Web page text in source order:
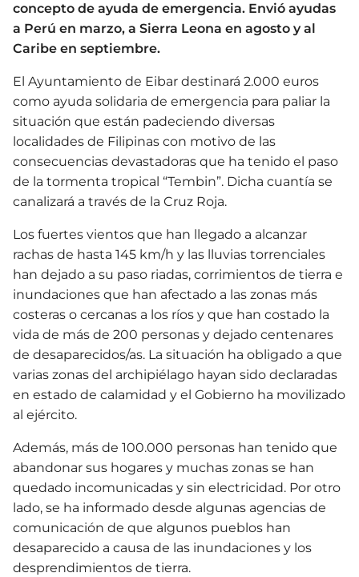
concepto de ayuda de emergencia. Envió ayudas
a Perú en marzo, a Sierra Leona en agosto y al
Caribe en septiembre.
El Ayuntamiento de Eibar destinará 2.000 euros
como ayuda solidaria de emergencia para paliar la
situación que están padeciendo diversas
localidades de Filipinas con motivo de las
consecuencias devastadoras que ha tenido el paso
de la tormenta tropical “Tembin”. Dicha cuantía se
canalizará a través de la Cruz Roja.
Los fuertes vientos que han llegado a alcanzar
rachas de hasta 145 km/h y las lluvias torrenciales
han dejado a su paso riadas, corrimientos de tierra e
inundaciones que han afectado a las zonas más
costeras o cercanas a los ríos y que han costado la
vida de más de 200 personas y dejado centenares
de desaparecidos/as. La situación ha obligado a que
varias zonas del archipiélago hayan sido declaradas
en estado de calamidad y el Gobierno ha movilizado
al ejército.
Además, más de 100.000 personas han tenido que
abandonar sus hogares y muchas zonas se han
quedado incomunicadas y sin electricidad. Por otro
lado, se ha informado desde algunas agencias de
comunicación de que algunos pueblos han
desaparecido a causa de las inundaciones y los
desprendimientos de tierra.